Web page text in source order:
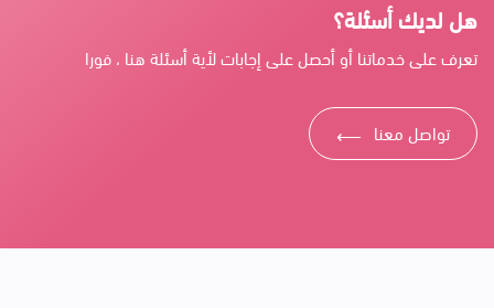
هل لديك أسئلة؟
تعرف على خدماتنا أو أحصل على إجابات لأية أسئلة هنا ، فورا
تواصل معنا ⟶